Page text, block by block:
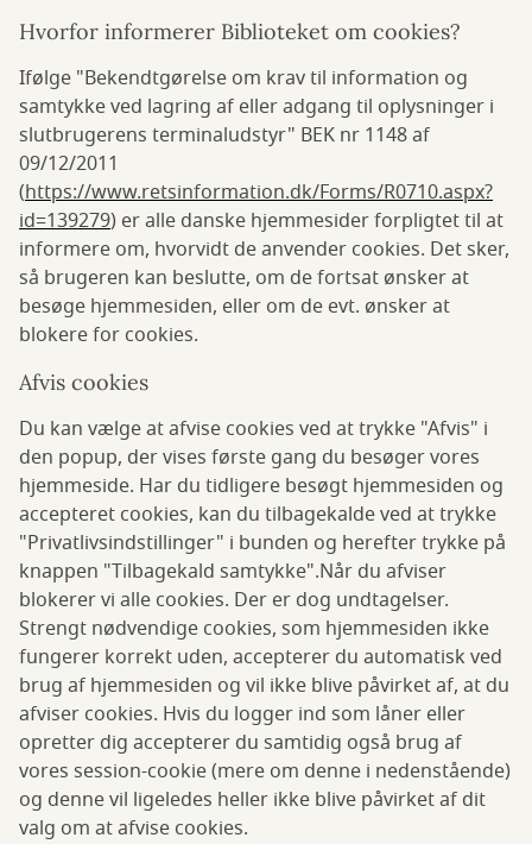
Hvorfor informerer Biblioteket om cookies?
Ifølge "Bekendtgørelse om krav til information og
samtykke ved lagring af eller adgang til oplysninger i
slutbrugerens terminaludstyr" BEK nr 1148 af
09/12/2011
(https://www.retsinformation.dk/Forms/R0710.aspx?
id=139279) er alle danske hjemmesider forpligtet til at
informere om, hvorvidt de anvender cookies. Det sker,
så brugeren kan beslutte, om de fortsat ønsker at
besøge hjemmesiden, eller om de evt. ønsker at
blokere for cookies.
Afvis cookies
Du kan vælge at afvise cookies ved at trykke "Afvis" i
den popup, der vises første gang du besøger vores
hjemmeside. Har du tidligere besøgt hjemmesiden og
accepteret cookies, kan du tilbagekalde ved at trykke
"Privatlivsindstillinger" i bunden og herefter trykke på
knappen "Tilbagekald samtykke".Når du afviser
blokerer vi alle cookies. Der er dog undtagelser.
Strengt nødvendige cookies, som hjemmesiden ikke
fungerer korrekt uden, accepterer du automatisk ved
brug af hjemmesiden og vil ikke blive påvirket af, at du
afviser cookies. Hvis du logger ind som låner eller
opretter dig accepterer du samtidig også brug af
vores session-cookie (mere om denne i nedenstående)
og denne vil ligeledes heller ikke blive påvirket af dit
valg om at afvise cookies.